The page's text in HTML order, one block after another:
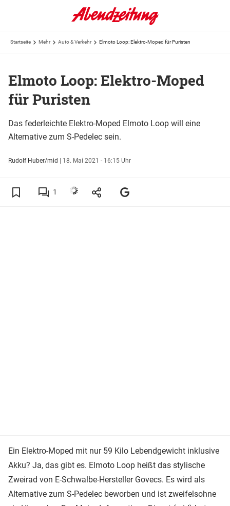
Startseite Mehr Auto & Verkehr Elmoto Loop: Elektro-Moped für Puristen
Elmoto Loop: Elektro-Moped
für Puristen
Das federleichte Elektro-Moped Elmoto Loop will eine
Alternative zum S-Pedelec sein.
Rudolf Huber/mid | 18. Mai 2021 - 16:15 Uhr
1
Ein Elektro-Moped mit nur 59 Kilo Lebendgewicht inklusive
Akku? Ja, das gibt es. Elmoto Loop heißt das stylische
Zweirad von E-Schwalbe-Hersteller Govecs. Es wird als
Alternative zum S-Pedelec beworben und ist zweifelsohne